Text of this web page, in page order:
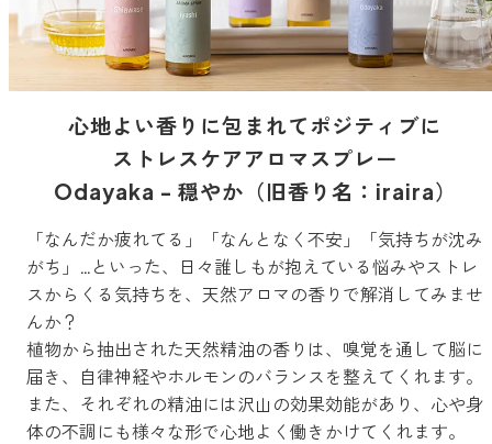
ダニ除け
アンチダニー
アロミックデオ
(シトラスミント)
(冷寒)
ストレケアアロマ
リラックスタイム
＊通話料無料
＊受付：平日10:00～17:00(土日祝定休)
＊長期休業についてはこちらをご確認ください
お問い合わせ
お問い合わせいただく前に一度、「よくある質問」をご確認くださ
よくあるご質問、お問い合わせ
心地よい香りに包まれてポジティブに
ストレスケアアロマスプレー
Odayaka - 穏やか（旧香り名：iraira）
「なんだか疲れてる」「なんとなく不安」「気持ちが沈み
がち」…といった、日々誰しもが抱えている悩みやストレ
スからくる気持ちを、天然アロマの香りで解消してみませ
んか？
植物から抽出された天然精油の香りは、嗅覚を通して脳に
届き、自律神経やホルモンのバランスを整えてくれます。
また、それぞれの精油には沢山の効果効能があり、心や身
体の不調にも様々な形で心地よく働きかけてくれます。